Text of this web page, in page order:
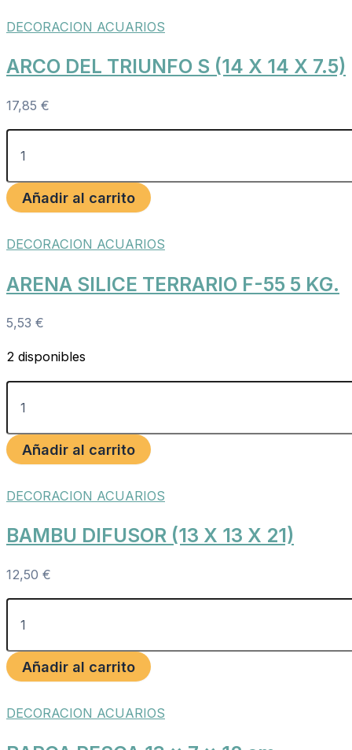
DECORACION ACUARIOS
ARCO DEL TRIUNFO S (14 X 14 X 7.5)
17,85 €
Añadir al carrito
DECORACION ACUARIOS
ARENA SILICE TERRARIO F-55 5 KG.
5,53 €
2 disponibles
Añadir al carrito
DECORACION ACUARIOS
BAMBU DIFUSOR (13 X 13 X 21)
12,50 €
Añadir al carrito
DECORACION ACUARIOS